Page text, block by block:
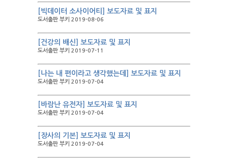
[빅데이터 소사이어티] 보도자료 및 표지
도서출판 부키 2019-08-06
[건강의 배신] 보도자료 및 표지
도서출판 부키 2019-07-11
[나는 내 편이라고 생각했는데] 보도자료 및 표지
도서출판 부키 2019-07-04
[바람난 유전자] 보도자료 및 표지
도서출판 부키 2019-07-04
[장사의 기본] 보도자료 및 표지
도서출판 부키 2019-07-04